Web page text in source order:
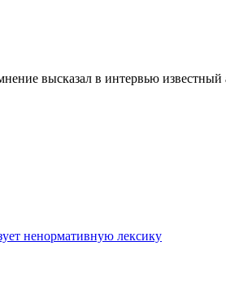
высказал в интервью
ненормативную лексику